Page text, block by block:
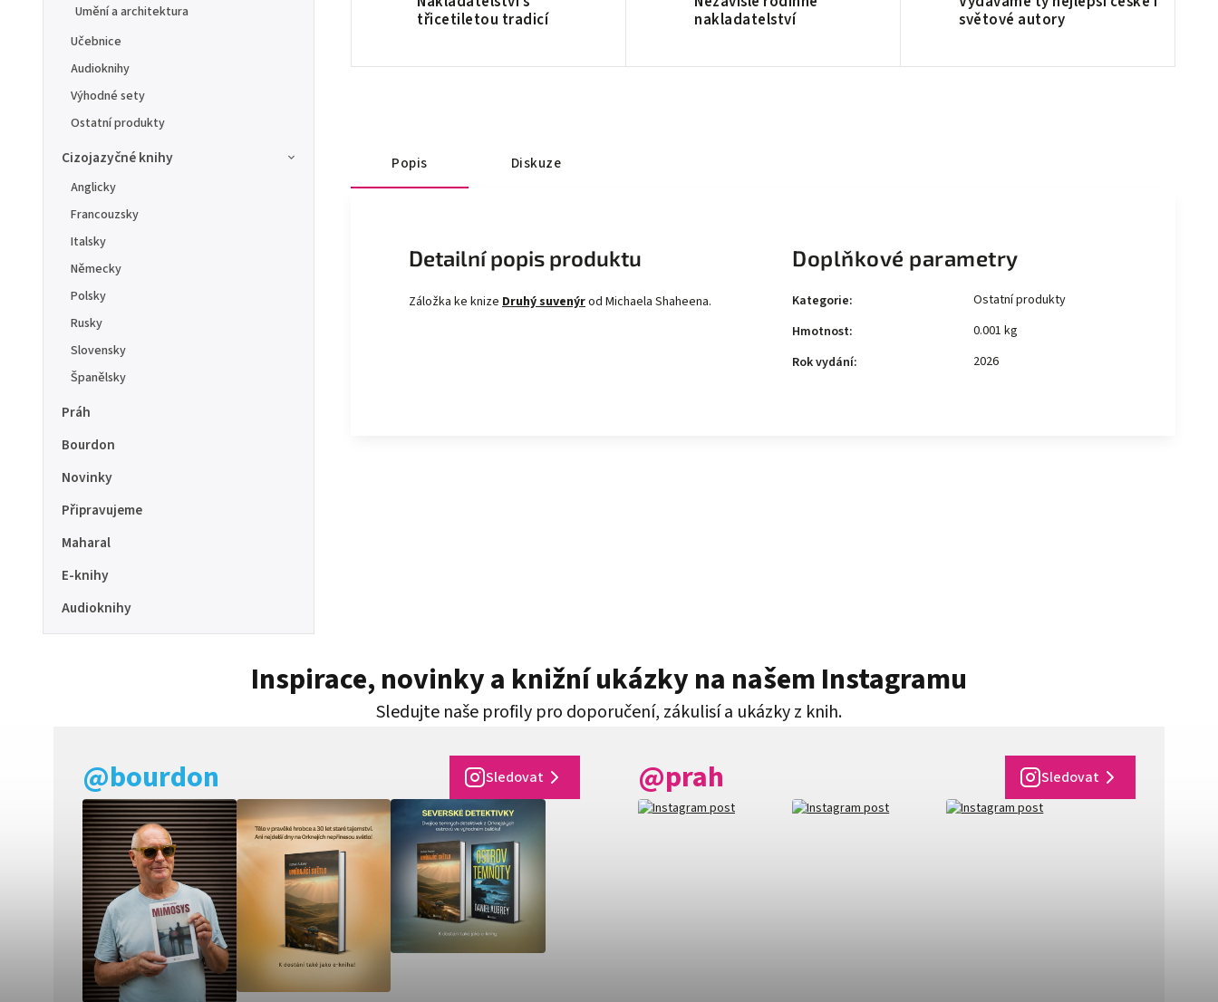
Umění a architektura
Učebnice
Audioknihy
Výhodné sety
Ostatní produkty
Cizojazyčné knihy
Anglicky
Francouzsky
Italsky
Německy
Polsky
Rusky
Slovensky
Španělsky
Práh
Bourdon
Novinky
Připravujeme
Maharal
E-knihy
Audioknihy
třicetiletou tradicí
nakladatelství
světové autory
Popis Diskuze
Detailní popis produktu
Záložka ke knize Druhý suvenýrod Michaela Shaheena.
Doplňkové parametry
Kategorie:
Ostatní produkty
Hmotnost:
0.001 kg
Rok vydání: 2026
Inspirace, novinky a knižní ukázky na našem Instagramu
Sledujte naše profily pro doporučení, zákulisí a ukázky z knih.
@bourdon Sledovat @prah Sledovat